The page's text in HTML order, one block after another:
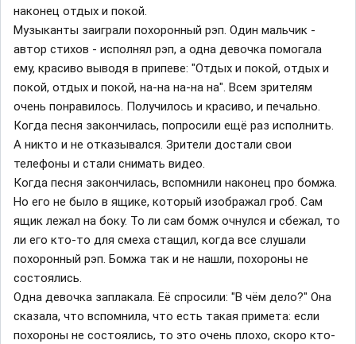
наконец отдых и покой.
Музыканты заиграли похоронный рэп. Один мальчик -
автор стихов - исполнял рэп, а одна девочка помогала
ему, красиво выводя в припеве: "Отдых и покой, отдых и
покой, отдых и покой, на-на на-на на". Всем зрителям
очень понравилось. Получилось и красиво, и печально.
Когда песня закончилась, попросили ещё раз исполнить.
А никто и не отказывался. Зрители достали свои
телефоны и стали снимать видео.
Когда песня закончилась, вспомнили наконец про бомжа.
Но его не было в ящике, который изображал гроб. Сам
ящик лежал на боку. То ли сам бомж очнулся и сбежал, то
ли его кто-то для смеха стащил, когда все слушали
похоронный рэп. Бомжа так и не нашли, похороны не
состоялись.
Одна девочка заплакала. Её спросили: "В чём дело?" Она
сказала, что вспомнила, что есть такая примета: если
похороны не состоялись, то это очень плохо, скоро кто-